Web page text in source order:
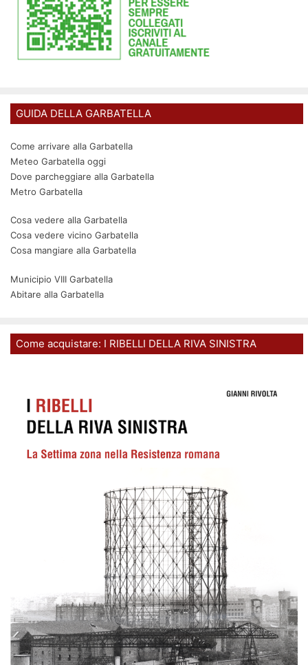
GUIDA DELLA GARBATELLA
Come arrivare alla Garbatella
Meteo Garbatella oggi
Dove parcheggiare alla Garbatella
Metro Garbatella
Cosa vedere alla Garbatella
Cosa vedere vicino Garbatella
Cosa mangiare alla Garbatella
Municipio VIII Garbatella
Abitare alla Garbatella
Come acquistare: I RIBELLI DELLA RIVA SINISTRA